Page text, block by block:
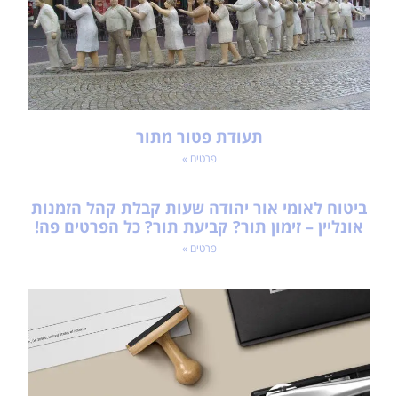
תעודת פטור מתור
פרטים »
ביטוח לאומי אור יהודה שעות קבלת קהל הזמנות
אונליין – זימון תור? קביעת תור? כל הפרטים פה!
פרטים »